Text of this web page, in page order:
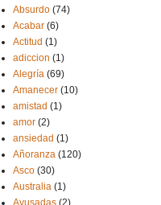
Absurdo (74)
Acabar (6)
Actitud (1)
adiccion (1)
Alegría (69)
Amanecer (10)
amistad (1)
amor (2)
ansiedad (1)
Añoranza (120)
Asco (30)
Australia (1)
Ayusadas (2)